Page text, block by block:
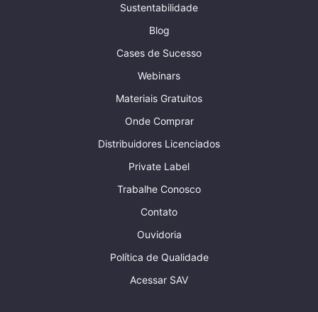
Sustentabilidade
Blog
Cases de Sucesso
Webinars
Materiais Gratuitos
Onde Comprar
Distribuidores Licenciados
Private Label
Trabalhe Conosco
Contato
Ouvidoria
Política de Qualidade
Acessar SAV